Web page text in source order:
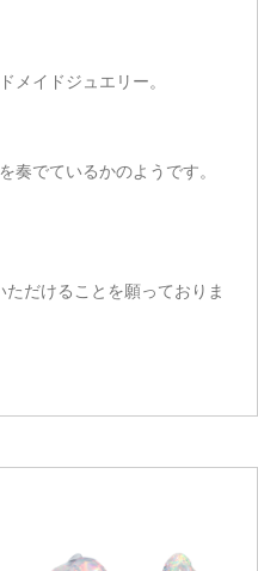
メイドジュエリー。
奏でているかのようです。
だけることを願っておりま